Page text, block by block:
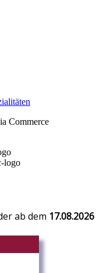
Commerce
ab dem 17.08.2026